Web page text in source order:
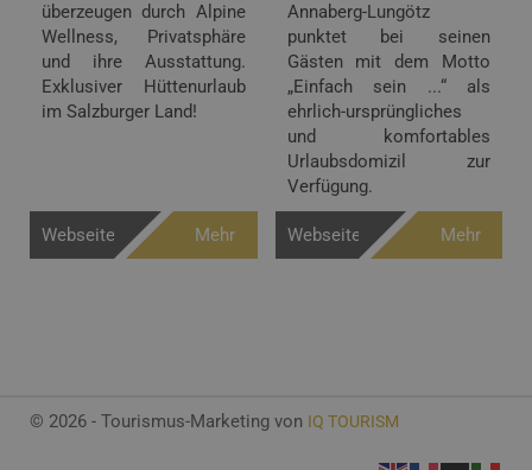
überzeugen durch Alpine
Wellness, Privatsphäre
und ihre Ausstattung.
Exklusiver Hüttenurlaub
im Salzburger Land!
Webseite Mehr
Annaberg-Lungötz
punktet bei seinen
Gästen mit dem Motto
„Einfach sein ...“ als
ehrlich-ursprüngliches
und komfortables
Urlaubsdomizil zur
Verfügung.
Webseite Mehr
© 2026 - Tourismus-Marketing von IQ TOURISM